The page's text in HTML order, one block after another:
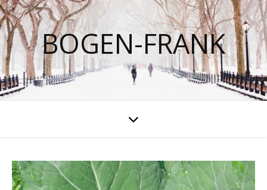
BOGEN-FRANK